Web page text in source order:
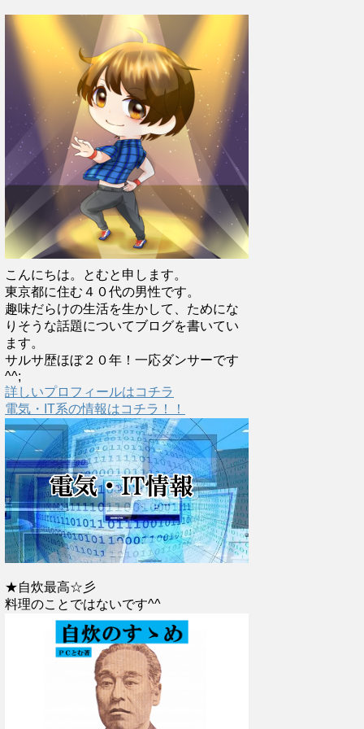
こんにちは。とむと申します。
東京都に住む４０代の男性です。
趣味だらけの生活を生かして、ためにな
りそうな話題についてブログを書いてい
ます。
サルサ歴ほぼ２０年！一応ダンサーです
^^;
詳しいプロフィールはコチラ
電気・IT系の情報はコチラ！！
★自炊最高☆彡
料理のことではないです^^